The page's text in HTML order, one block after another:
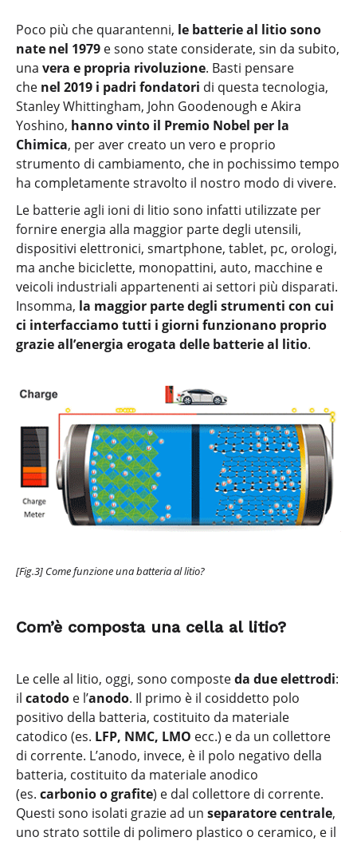
Poco più che quarantenni, le batterie al litio sono
nate nel 1979 e sono state considerate, sin da subito,
una vera e propria rivoluzione. Basti pensare
che nel 2019 i padri fondatori di questa tecnologia,
Stanley Whittingham, John Goodenough e Akira
Yoshino, hanno vinto il Premio Nobel per la
Chimica, per aver creato un vero e proprio
strumento di cambiamento, che in pochissimo tempo
ha completamente stravolto il nostro modo di vivere.
Le batterie agli ioni di litio sono infatti utilizzate per
fornire energia alla maggior parte degli utensili,
dispositivi elettronici, smartphone, tablet, pc, orologi,
ma anche biciclette, monopattini, auto, macchine e
veicoli industriali appartenenti ai settori più disparati.
Insomma, la maggior parte degli strumenti con cui
ci interfacciamo tutti i giorni funzionano proprio
grazie all’energia erogata delle batterie al litio.
[Fig.3] Come funzione una batteria al litio?
Com’è composta una cella al litio?
Le celle al litio, oggi, sono composteda due elettrodi:
il catodo e l’anodo. Il primo è il cosiddetto polo
positivo della batteria, costituito da materiale
catodico (es. LFP, NMC, LMO ecc.) e da un collettore
di corrente. L’anodo, invece, è il polo negativo della
batteria, costituito da materiale anodico
(es. carbonio o grafite) e dal collettore di corrente.
Questi sono isolati grazie ad un separatore centrale,
uno strato sottile di polimero plastico o ceramico, e il